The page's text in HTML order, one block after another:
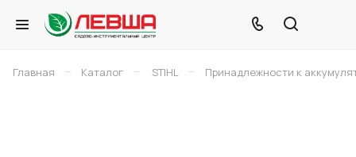
Главная – Каталог – STIHL – Принадлежности к